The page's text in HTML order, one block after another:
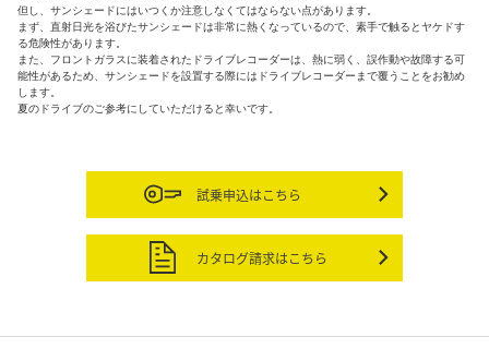
但し、サンシェードにはいつくか注意しなくてはならない点があります。
まず、直射日光を浴びたサンシェードは非常に熱くなっているので、素手で触るとヤケドす
る危険性があります。
また、フロントガラスに装着されたドライブレコーダーは、熱に弱く、誤作動や故障する可
能性があるため、サンシェードを設置する際にはドライブレコーダーまで覆うことをお勧め
します。
夏のドライブのご参考にしていただけると幸いです。
試乗申込はこちら
カタログ請求はこちら